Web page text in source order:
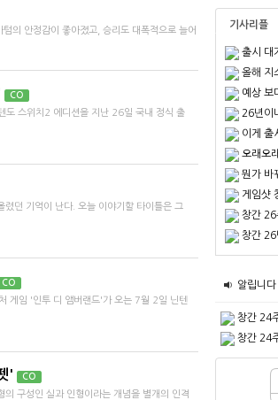
의 안정감이 좋아졌고, 승리도 대폭적으로 늘어
CO
도 스위치2 에디션을 지난 26일 국내 정식 출
렸던 기억이 난다. 오늘 이야기할 타이틀은 그
CO
게임 '인투 디 앰버랜드'가 오는 7월 2일 닌텐
' CO
구성인 실과 인형이라는 개념을 별개의 인격
기사리플
출시 대
올해 지
예상 보
26년이
이게 출
오래오
뭔가 바
게임샷
창간
창간 26
알립니다
창간 24
창간 24